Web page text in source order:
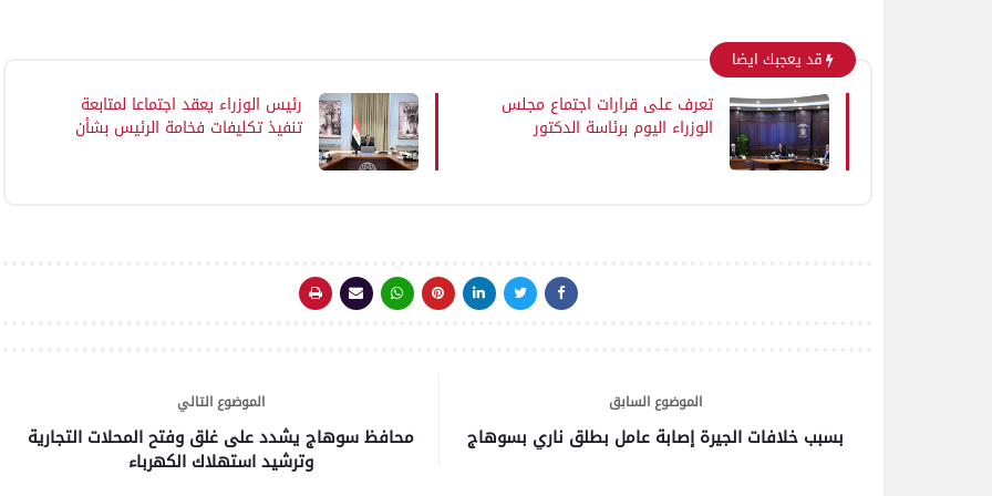
قد يعجبك ايضا
تعرف على قرارات اجتماع مجلس
الوزراء اليوم برئاسة الدكتور
رئيس الوزراء يعقد اجتماعا لمتابعة
تنفيذ تكليفات فخامة الرئيس بشأن
الموضوع التالي
محافظ سوهاج يشدد على غلق وفتح المحلات التجارية
وترشيد استهلاك الكهرباء
الموضوع السابق
بسبب خلافات الجيرة إصابة عامل بطلق ناري بسوهاج
اتحاد العاصمة الجزائرى بطلاً
لكأس الكونفدرالية الإفريقية
للمرة الثانية في تاريخه
رياضة